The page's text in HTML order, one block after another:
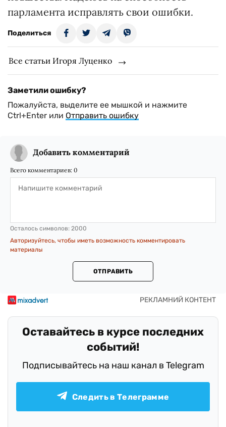
парламента исправлять свои ошибки.
Поделиться
Все статьи Игоря Луценко
Заметили ошибку?
Пожалуйста, выделите ее мышкой и нажмите
Ctrl+Enter или Отправить ошибку
Добавить комментарий
Всего комментариев: 0
Осталось символов: 2000
Авторизуйтесь, чтобы иметь возможность комментировать
материалы
ОТПРАВИТЬ
Оставайтесь в курсе последних
событий!
Подписывайтесь на наш канал в Telegram
Следить в Телеграмме